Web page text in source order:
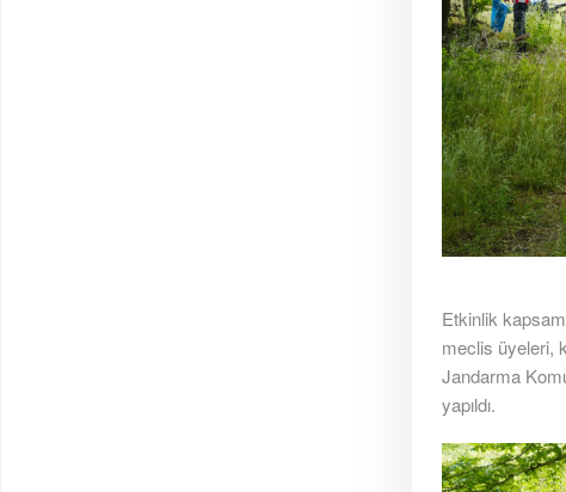
Etkinlik
meclis üyeleri,
Jandarma
yapıldı.